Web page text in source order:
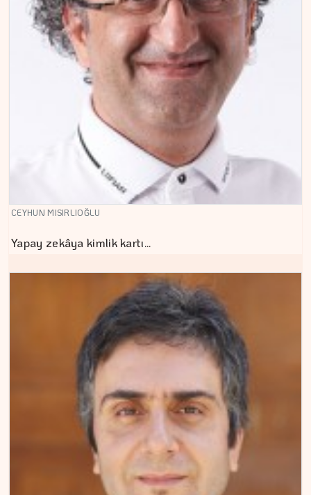
CEYHUN MISIRLIOĞLU
Yapay zekâya kimlik kartı…